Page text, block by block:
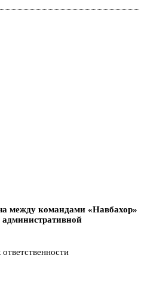
между командами «Навбахор»